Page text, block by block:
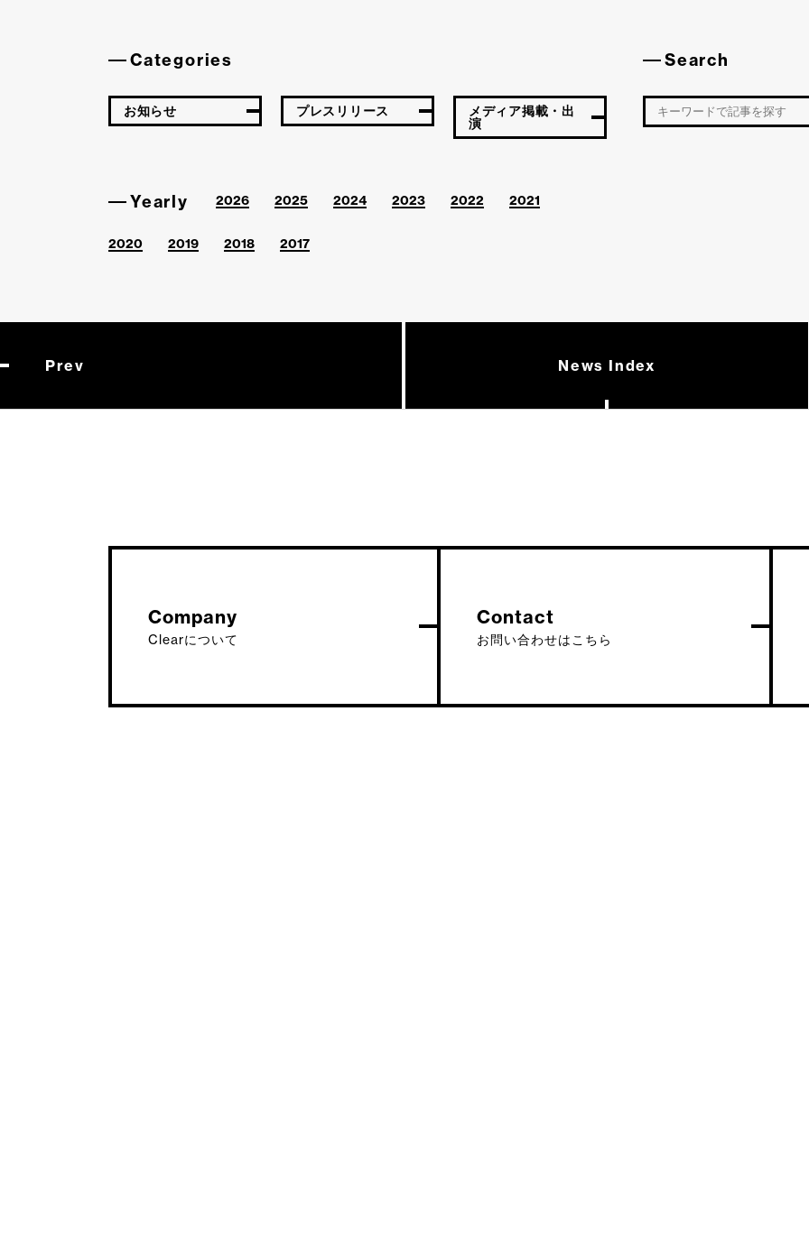
Categories
お知らせ プレスリリース メディア掲載・出
演
Yearly 2026 2025 2024 2023 2022 2021
2020 2019 2018 2017
Search
Prev News Index
Company
Clearについて
Contact
お問い合わせはこちら